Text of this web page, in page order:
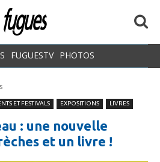
FUGUESTV PHOTOS
ET FESTIVALS EXPOSITIONS LIVRES
: une nouvelle
et un livre !